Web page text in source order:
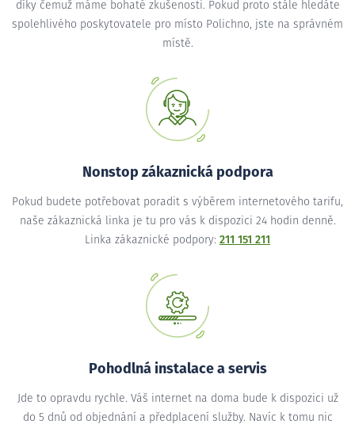
díky čemuž máme bohaté zkušenosti. Pokud proto stále hledáte
spolehlivého poskytovatele pro místo Polichno, jste na správném
místě.
Nonstop zákaznická podpora
Pokud budete potřebovat poradit s výběrem internetového tarifu,
naše zákaznická linka je tu pro vás k dispozici 24 hodin denně.
Linka zákaznické podpory: 211 151 211
Pohodlná instalace a servis
Jde to opravdu rychle. Váš internet na doma bude k dispozici už
do 5 dnů od objednání a předplacení služby. Navíc k tomu nic